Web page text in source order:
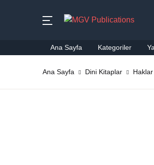
Ana Sayfa Kategoriler
Ana Sayfa Dini Kitaplar